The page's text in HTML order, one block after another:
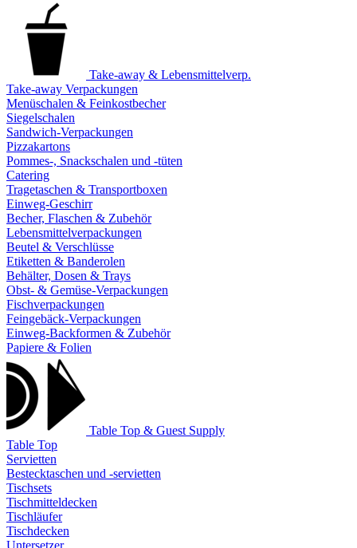
Take-away & Lebensmittelverp.
Take-away Verpackungen
Menüschalen & Feinkostbecher
Siegelschalen
Sandwich-Verpackungen
Pizzakartons
Pommes-, Snackschalen und -tüten
Catering
Tragetaschen & Transportboxen
Einweg-Geschirr
Becher, Flaschen & Zubehör
Lebensmittelverpackungen
Beutel & Verschlüsse
Etiketten & Banderolen
Behälter, Dosen & Trays
Obst- & Gemüse-Verpackungen
Fischverpackungen
Feingebäck-Verpackungen
Einweg-Backformen & Zubehör
Papiere & Folien
Table Top & Guest Supply
Table Top
Servietten
Bestecktaschen und -servietten
Tischsets
Tischmitteldecken
Tischläufer
Tischdecken